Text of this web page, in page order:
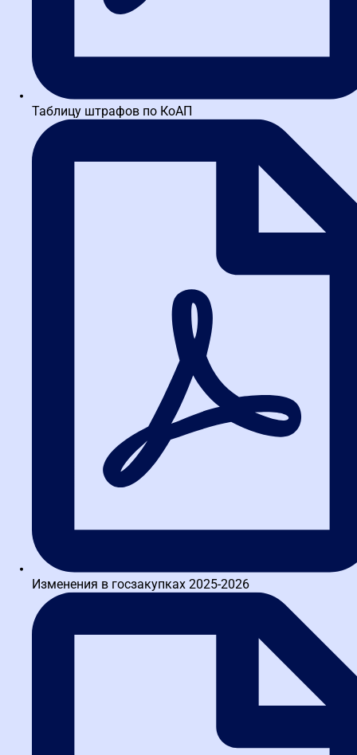
Таблицу штрафов по КоАП
Изменения в госзакупках 2025-2026